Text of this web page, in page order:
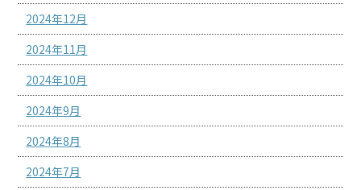
2024年12月
2024年11月
2024年10月
2024年9月
2024年8月
2024年7月